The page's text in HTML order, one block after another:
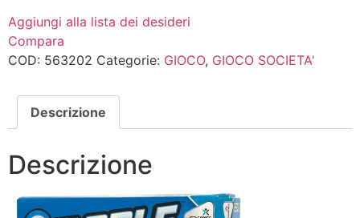
Aggiungi alla lista dei desideri
Compara
COD: 563202 Categorie: GIOCO, GIOCO SOCIETA'
Descrizione
Descrizione